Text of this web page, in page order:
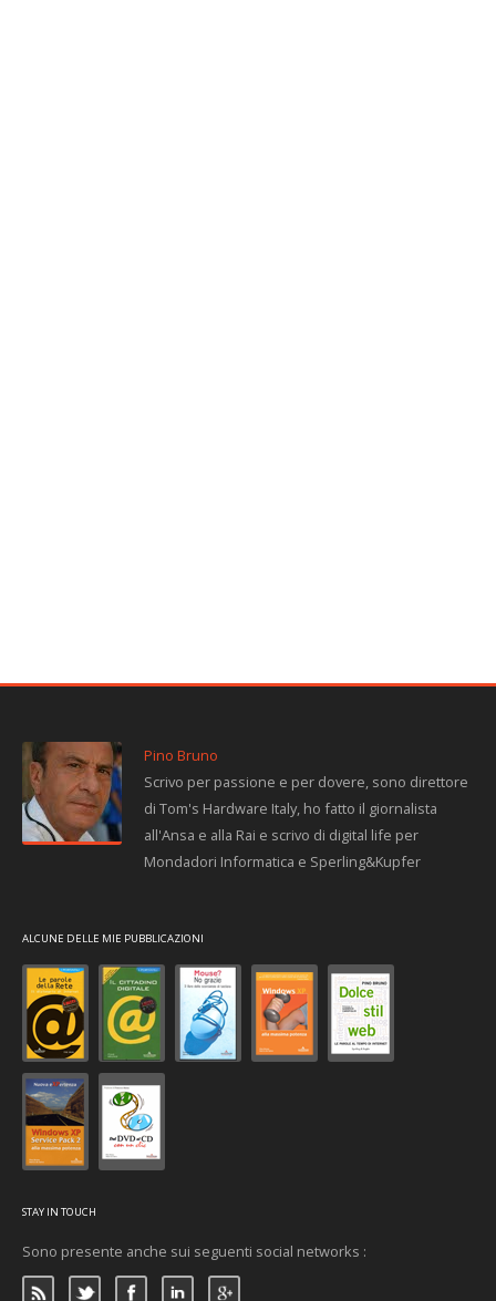
Pino Bruno
Scrivo per passione e per dovere, sono direttore
di Tom's Hardware Italy, ho fatto il giornalista
all'Ansa e alla Rai e scrivo di digital life per
Mondadori Informatica e Sperling&Kupfer
ALCUNE DELLE MIE PUBBLICAZIONI
STAY IN TOUCH
Sono presente anche sui seguenti social networks :